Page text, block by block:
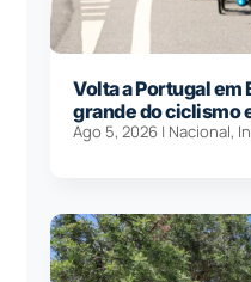
Volta a Portugal em
grande do ciclismo
Ago 5, 2026 | Nacional,